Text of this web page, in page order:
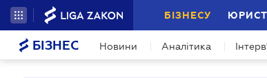
БІЗНЕСУ
БІЗНЕС Новини Аналітика